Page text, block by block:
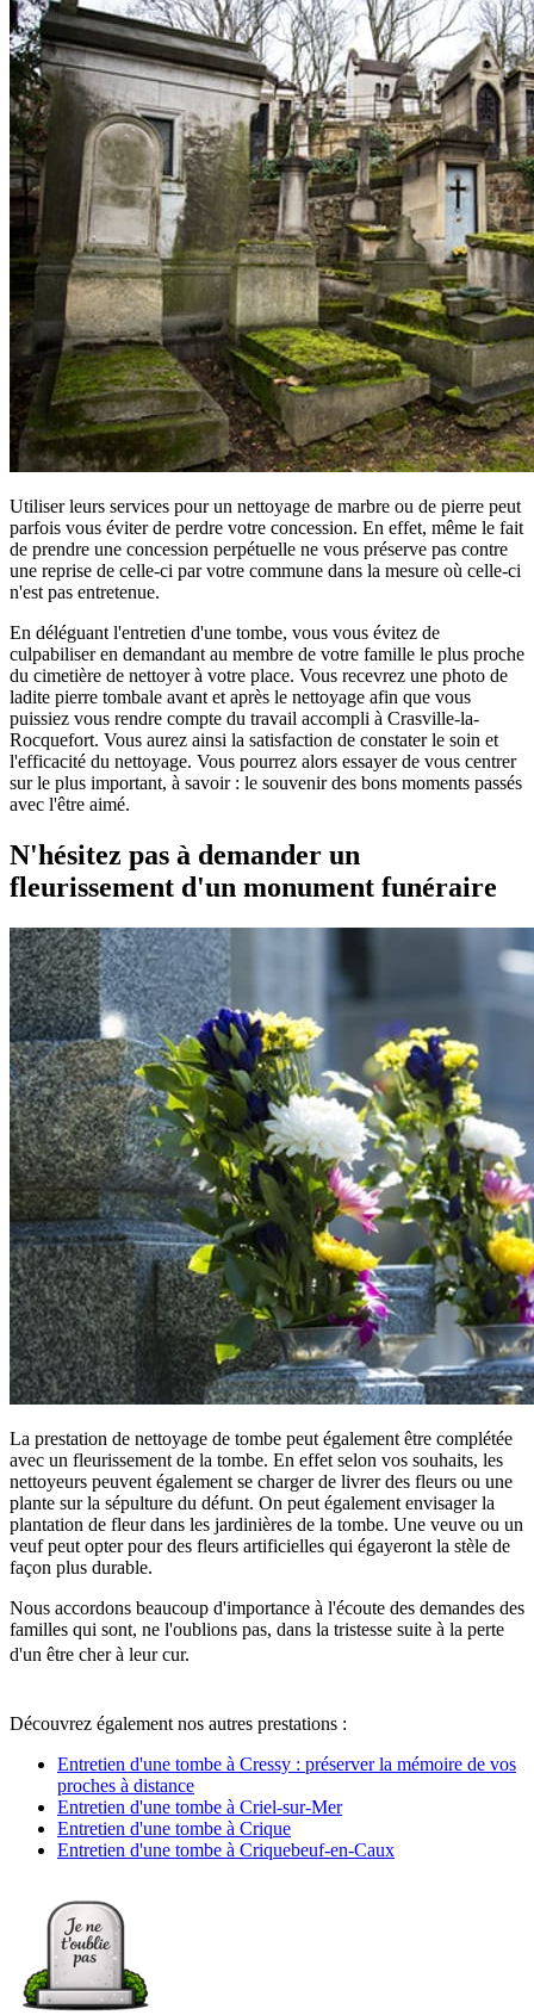
Utiliser leurs services pour un nettoyage de marbre ou de pierre peut
parfois vous éviter de perdre votre concession. En effet, même le fait
de prendre une concession perpétuelle ne vous préserve pas contre
une reprise de celle-ci par votre commune dans la mesure où celle-ci
n'est pas entretenue.
En déléguant l'entretien d'une tombe, vous vous évitez de
culpabiliser en demandant au membre de votre famille le plus proche
du cimetière de nettoyer à votre place. Vous recevrez une photo de
ladite pierre tombale avant et après le nettoyage afin que vous
puissiez vous rendre compte du travail accompli à Crasville-la-
Rocquefort. Vous aurez ainsi la satisfaction de constater le soin et
l'efficacité du nettoyage. Vous pourrez alors essayer de vous centrer
sur le plus important, à savoir : le souvenir des bons moments passés
avec l'être aimé.
N'hésitez pas à demander un
fleurissement d'un monument funéraire
La prestation de nettoyage de tombe peut également être complétée
avec un fleurissement de la tombe. En effet selon vos souhaits, les
nettoyeurs peuvent également se charger de livrer des fleurs ou une
plante sur la sépulture du défunt. On peut également envisager la
plantation de fleur dans les jardinières de la tombe. Une veuve ou un
veuf peut opter pour des fleurs artificielles qui égayeront la stèle de
façon plus durable.
Nous accordons beaucoup d'importance à l'écoute des demandes des
familles qui sont, ne l'oublions pas, dans la tristesse suite à la perte
d'un être cher à leur cur.
Découvrez également nos autres prestations :
Entretien d'une tombe à Cressy : préserver la mémoire de vos
proches à distance
Entretien d'une tombe à Criel-sur-Mer
Entretien d'une tombe à Crique
Entretien d'une tombe à Criquebeuf-en-Caux